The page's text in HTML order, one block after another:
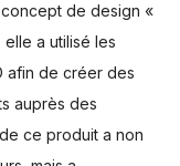
de design «
elle a utilisé les
afin de créer des
auprès des
ce produit a non